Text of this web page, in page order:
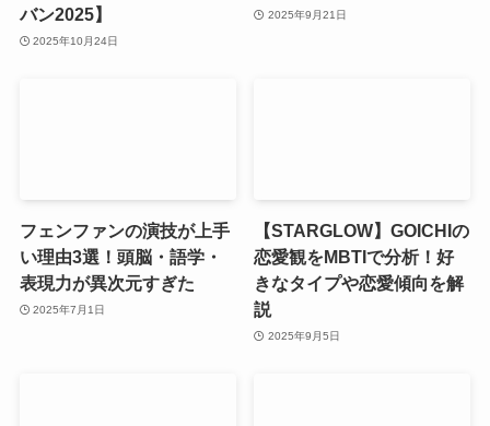
バン2025】
2025年10月24日
2025年9月21日
フェンファンの演技が上手
い理由3選！頭脳・語学・
表現力が異次元すぎた
2025年7月1日
【STARGLOW】GOICHIの
恋愛観をMBTIで分析！好
きなタイプや恋愛傾向を解
説
2025年9月5日